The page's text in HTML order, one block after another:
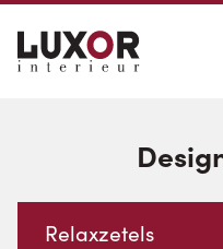
Relaxzetels